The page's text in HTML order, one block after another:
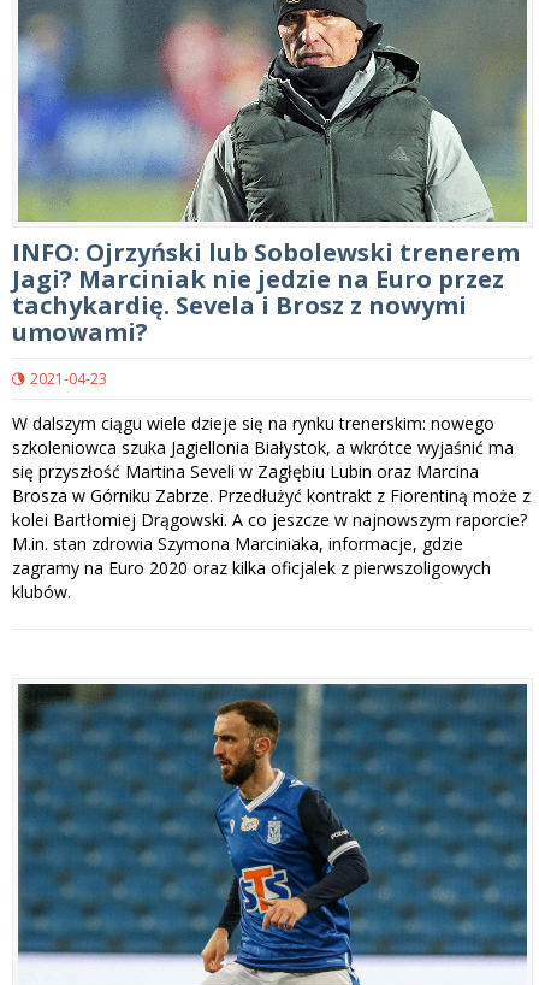
INFO: Ojrzyński lub Sobolewski trenerem
Jagi? Marciniak nie jedzie na Euro przez
tachykardię. Sevela i Brosz z nowymi
umowami?
2021-04-23
W dalszym ciągu wiele dzieje się na rynku trenerskim: nowego
szkoleniowca szuka Jagiellonia Białystok, a wkrótce wyjaśnić ma
się przyszłość Martina Seveli w Zagłębiu Lubin oraz Marcina
Brosza w Górniku Zabrze. Przedłużyć kontrakt z Fiorentiną może z
kolei Bartłomiej Drągowski. A co jeszcze w najnowszym raporcie?
M.in. stan zdrowia Szymona Marciniaka, informacje, gdzie
zagramy na Euro 2020 oraz kilka oficjalek z pierwszoligowych
klubów.